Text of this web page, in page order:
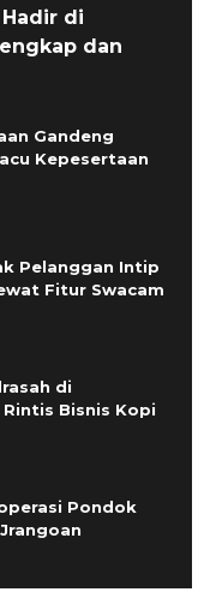
di
dan
Gandeng
Kepesertaan
Pelanggan Intip
Fitur Swacam
di
Bisnis Kopi
Pondok